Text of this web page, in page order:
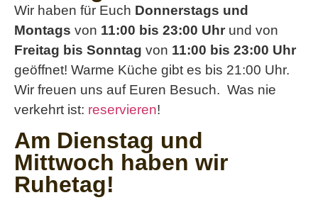
Wir haben für Euch Donnerstags und
Montags von 11:00 bis 23:00 Uhr und von
Freitag bis Sonntag von 11:00 bis 23:00 Uhr
geöffnet! Warme Küche gibt es bis 21:00 Uhr.
Wir freuen uns auf Euren Besuch. Was nie
verkehrt ist: reservieren!
Am Dienstag und
Mittwoch haben wir
Ruhetag!